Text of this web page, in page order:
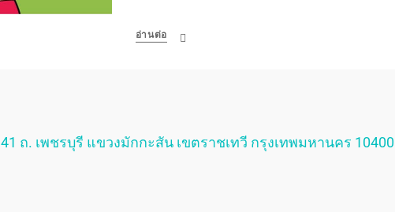
อ่านต่อ
41 ถ. เพชรบุรี แขวงมักกะสัน เขตราชเทวี กรุงเทพมหานคร 10400